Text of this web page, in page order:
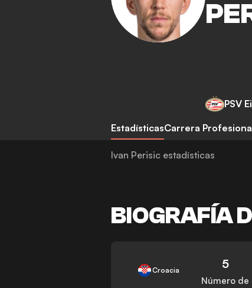
PSV
EstadísticasCarrera
Ivan Perisic estadísticas
BIOGRAFÍA
Croacia 5
Número de